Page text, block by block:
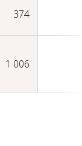
374
1 006